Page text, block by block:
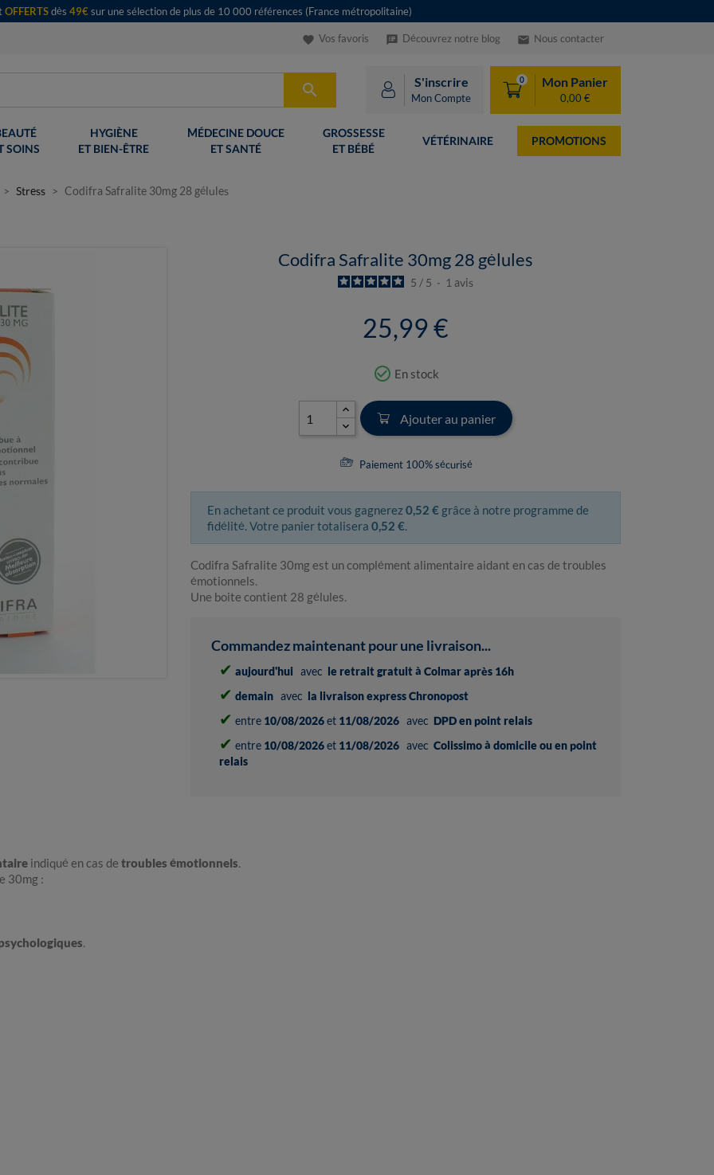
OFFERTSdès 49€sur une sélection de plus de 10 000 références (France métropolitaine)
favorite Vos favoris speaker_notes Découvrez notre blog email Nous contacter
 S'inscrire
Mon Compte
0 Mon Panier
0,00 €
SOINS
HYGIÈNE
ET BIEN-ÊTRE
MÉDECINE DOUCE
ET SANTÉ
GROSSESSE
ET BÉBÉ
VÉTÉRINAIRE PROMOTIONS
Stress Codifra Safralite 30mg 28 gélules
Codifra Safralite 30mg 28 gélules
5 / 5 - 1 avis
25,99 €
check_circle_outline En stock
Ajouter au panier
Paiement 100% sécurisé
En achetant ce produit vous gagnerez0,52 € grâce à notre programme de
fidélité. Votre panier totalisera 0,52 €.
Codifra Safralite 30mg est un complément alimentaire aidant en cas de troubles
émotionnels.
Une boite contient 28 gélules.
Commandez maintenant pour une livraison...
✔ aujourd'hui avec le retrait gratuit à Colmar après 16h
✔ demain avec la livraison express Chronopost
✔ entre 10/08/2026et 11/08/2026 avec DPD en point relais
✔ entre 10/08/2026et 11/08/2026 avec Colissimo à domicile ou en point
relais
indiqué en cas de troubles émotionnels.
30mg :
.